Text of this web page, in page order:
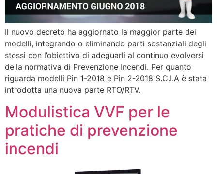
Il nuovo decreto ha aggiornato la maggior parte dei
modelli, integrando o eliminando parti sostanziali degli
stessi con l’obiettivo di adeguarli al continuo evolversi
della normativa di Prevenzione Incendi. Per quanto
riguarda modelli Pin 1-2018 e Pin 2-2018 S.C.I.A è stata
introdotta una nuova parte RTO/RTV.
Modulistica VVF per le
pratiche di prevenzione
incendi